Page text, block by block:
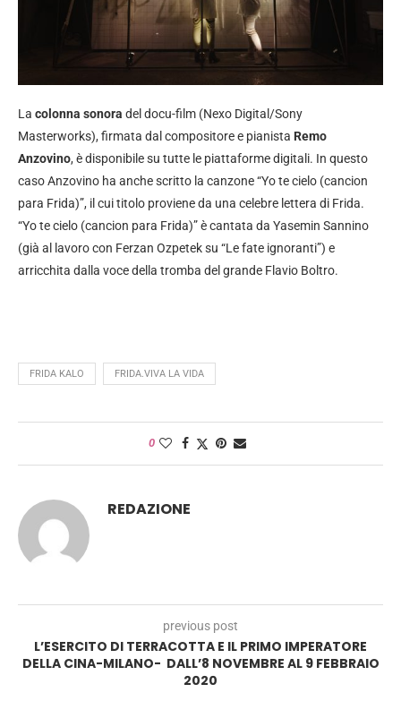
La colonna sonora del docu-film (Nexo Digital/Sony
Masterworks), firmata dal compositore e pianista Remo
Anzovino, è disponibile su tutte le piattaforme digitali. In questo
caso Anzovino ha anche scritto la canzone “Yo te cielo (cancion
para Frida)”, il cui titolo proviene da una celebre lettera di Frida.
“Yo te cielo (cancion para Frida)” è cantata da Yasemin Sannino
(già al lavoro con Ferzan Ozpetek su “Le fate ignoranti”) e
arricchita dalla voce della tromba del grande Flavio Boltro.
FRIDA KALO FRIDA.VIVA LA VIDA
0
REDAZIONE
previous post
L’ESERCITO DI TERRACOTTA E IL PRIMO IMPERATORE
DELLA CINA-MILANO- DALL’8 NOVEMBRE AL 9 FEBBRAIO
2020